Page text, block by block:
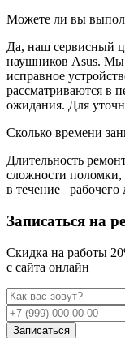
Можете ли вы
Да, наш сервисный
наушников Asus. Мы
исправное
рассматриваются в
ожидания. Для
Сколько времени
Длительность
сложности
в течение
рабочего
Записаться на
Cкидка на работы
с сайта онлайн
Записаться